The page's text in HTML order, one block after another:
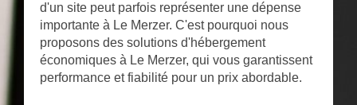
d'un site peut parfois représenter une dépense
importante à Le Merzer. C'est pourquoi nous
proposons des solutions d'hébergement
économiques à Le Merzer, qui vous garantissent
performance et fiabilité pour un prix abordable.